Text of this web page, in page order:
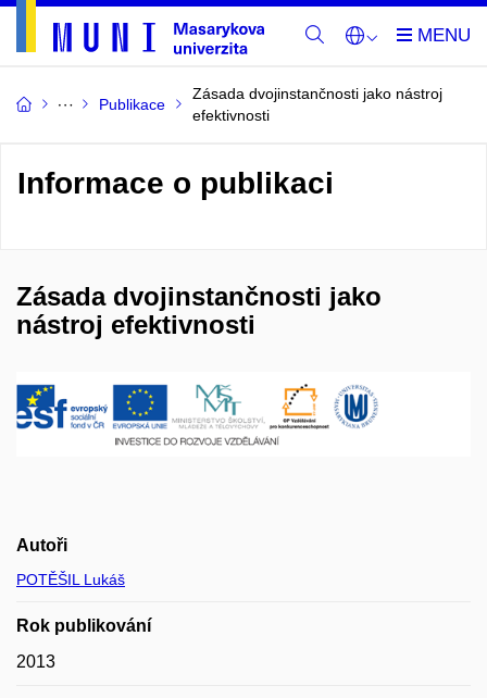
Publikace
Zásada dvojinstančnosti jako nástroj
efektivnosti
Informace o publikaci
Zásada dvojinstančnosti jako
nástroj efektivnosti
Autoři
POTĚŠIL Lukáš
Rok publikování
2013